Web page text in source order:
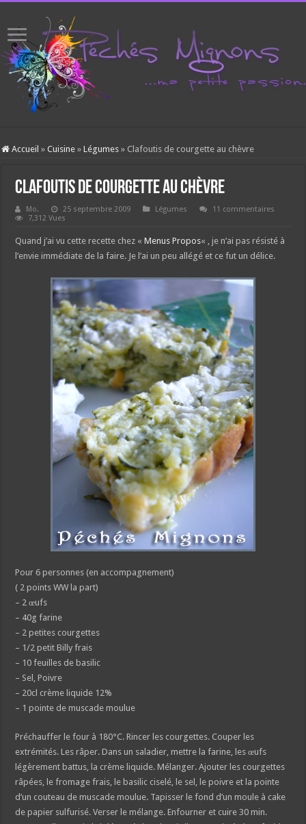
Accueil » Cuisine » Légumes » Clafoutis de courgette au chèvre
Clafoutis de courgette au chèvre
Mo. 25 septembre 2009 Légumes
11 commentaires
7,312 Vues
Quand j’ai vu cette recette chez «Menus Propos« , je n’ai pas résisté à
l’envie immédiate de la faire. Je l’ai un peu allégé et ce fut un délice.
Pour 6 personnes (en accompagnement)
( 2 points WW la part)
– 2 œufs
– 40g farine
– 2 petites courgettes
– 1/2 petit Billy frais
– 10 feuilles de basilic
– Sel, Poivre
– 20cl crème liquide 12%
– 1 pointe de muscade moulue
Préchauffer le four à 180°C. Rincer les courgettes. Couper les
extrémités. Les râper. Dans un saladier, mettre la farine, les œufs
légèrement battus, la crème liquide. Mélanger. Ajouter les courgettes
râpées, le fromage frais, le basilic ciselé, le sel, le poivre et la pointe
d’un couteau de muscade moulue. Tapisser le fond d’un moule à cake
de papier sulfurisé. Verser le mélange. Enfourner et cuire 30 min.